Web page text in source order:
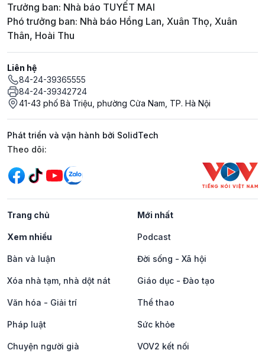
Trưởng ban: Nhà báo TUYẾT MAI
Phó trưởng ban: Nhà báo Hồng Lan, Xuân Thọ, Xuân
Thân, Hoài Thu
Liên hệ
84-24-39365555
84-24-39342724
41-43 phố Bà Triệu, phường Cửa Nam, TP. Hà Nội
Phát triển và vận hành bởi SolidTech
Mạng xã hội
Theo dõi:
Trang chủ Mới nhất
Xem nhiều Podcast
Bàn và luận Đời sống - Xã hội
Xóa nhà tạm, nhà dột nát Giáo dục - Đào tạo
Văn hóa - Giải trí Thể thao
Pháp luật Sức khỏe
Chuyện người già VOV2 kết nối